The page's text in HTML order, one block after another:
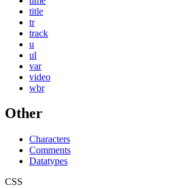
title
tr
track
u
ul
var
video
wbr
Other
Characters
Comments
Datatypes
CSS